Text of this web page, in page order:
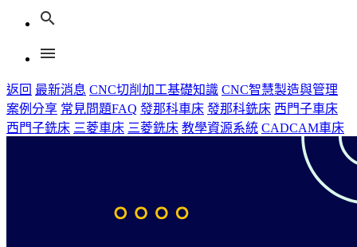
search
menu
返回 最新消息 CNC切削加工基礎知識 CNC智慧製造與管理
案例分享 常見問題FAQ 發那科車床 發那科銑床 西門子車床
西門子銑床 三菱車床 三菱銑床 教學資源系統 CADCAM車床